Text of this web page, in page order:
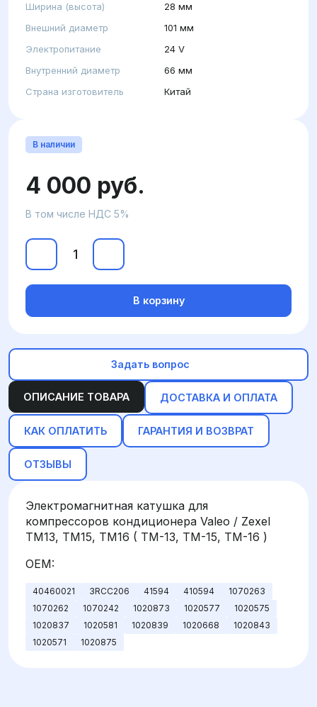
Ширина (высота)
28 мм
Внешний диаметр
101 мм
Электропитание
24 V
Внутренний диаметр
66 мм
Страна изготовитель
Китай
ОПИСАНИЕ ТОВАРА ДОСТАВКА И ОПЛАТА
КАК ОПЛАТИТЬ ГАРАНТИЯ И ВОЗВРАТ
ОТЗЫВЫ
Электромагнитная катушка для
компрессоров кондиционера Valeo / Zexel
TM13, TM15, TM16 ( TM-13, TM-15, TM-16 )
OEM:
40460021 3RCC206 41594 410594
1070263
1070262
1070242 1020873 1020577
1020575
1020837
1020581 1020839 1020668
1020843
1020571
1020875
В наличии
4 000 руб.
В том числе НДС 5%
В корзину
Задать вопрос